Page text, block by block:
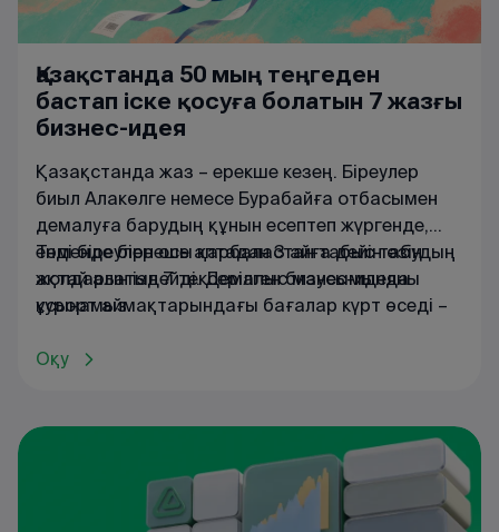
Қазақстанда 50 мың теңгеден
бастап іске қосуға болатын 7 жазғы
бизнес-идея
Қазақстанда жаз – ерекше кезең. Біреулер
биыл Алакөлге немесе Бурабайға отбасымен
демалуға барудың құнын есептеп жүргенде,
енді біреулер осы қарбаластан табыс табудың
жолдарын іздейді. Демалыс маусымында
курорт аймақтарындағы бағалар күрт өседі –
қарапайым супермаркеттерде минералды
арқасында небәрі 1-3 ай ішінде өзін ақтайтын
бизнес құруға болады.
Төменде бірнеше аптадан 3 айға дейін өзін
ақтай алатын 7 тексерілген бизнес-идеяны
ұсынамыз.
Оқу